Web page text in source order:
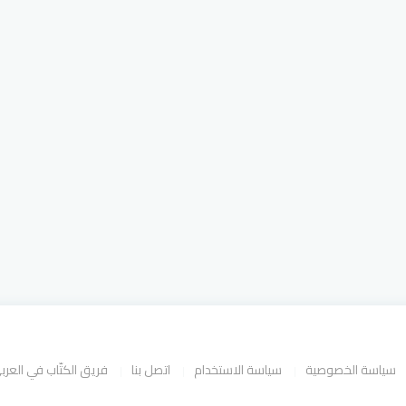
سياسة الخصوصية سياسة الاستخدام اتصل بنا فريق الكتّاب في